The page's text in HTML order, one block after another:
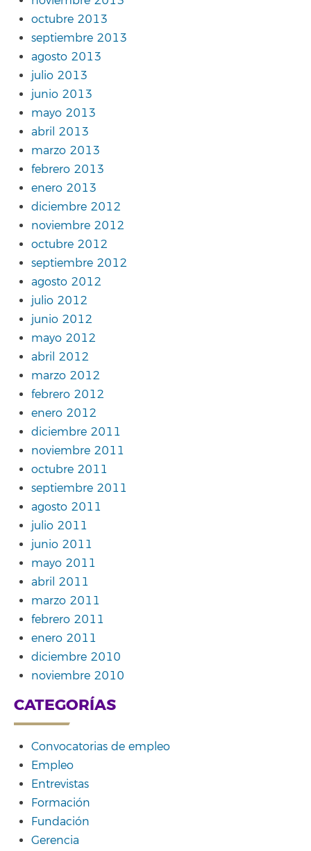
octubre 2013
septiembre 2013
agosto 2013
julio 2013
junio 2013
mayo 2013
abril 2013
marzo 2013
febrero 2013
enero 2013
diciembre 2012
noviembre 2012
octubre 2012
septiembre 2012
agosto 2012
julio 2012
junio 2012
mayo 2012
abril 2012
marzo 2012
febrero 2012
enero 2012
diciembre 2011
noviembre 2011
octubre 2011
septiembre 2011
agosto 2011
julio 2011
junio 2011
mayo 2011
abril 2011
marzo 2011
febrero 2011
enero 2011
diciembre 2010
noviembre 2010
CATEGORÍAS
Convocatorias de empleo
Empleo
Entrevistas
Formación
Fundación
Gerencia